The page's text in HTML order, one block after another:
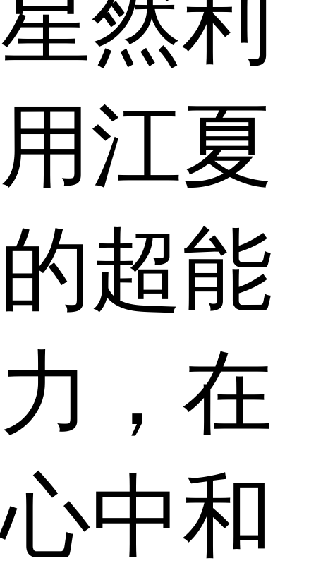
星然利
用江夏
的超能
力，在
心中和